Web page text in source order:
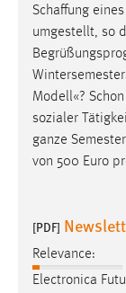
Schaffung
umgestellt, so
Modell«?
sozialer
ganze
von 500 Euro
[PDF]
Relevance:
Electronica